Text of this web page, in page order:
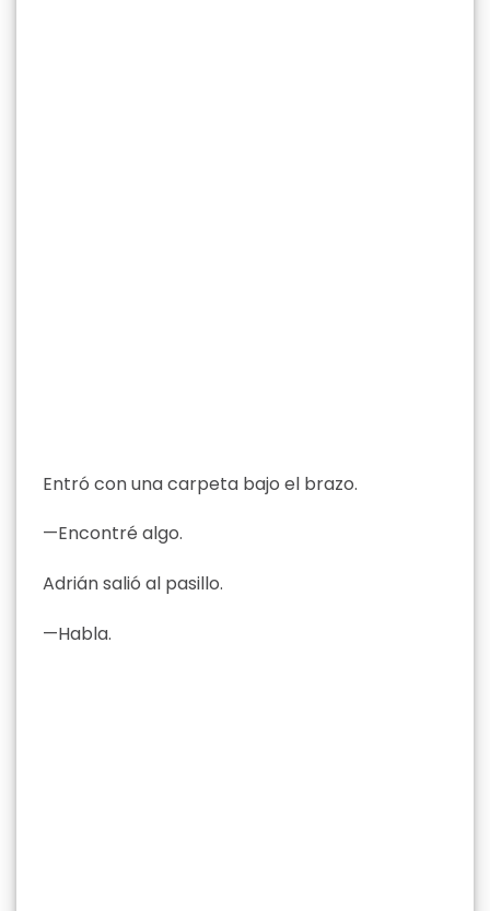
Entró con una carpeta bajo el brazo.
—Encontré algo.
Adrián salió al pasillo.
—Habla.